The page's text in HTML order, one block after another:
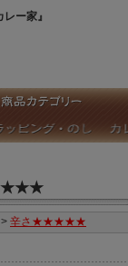
ー家』
> 辛さ★★★★★